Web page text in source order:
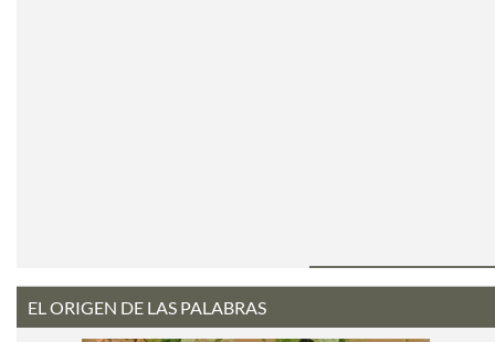
EL ORIGEN DE LAS PALABRAS